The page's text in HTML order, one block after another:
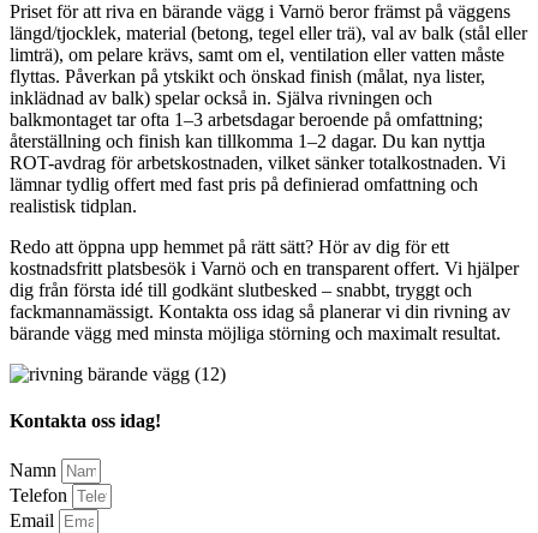
Priset för att riva en bärande vägg i Varnö beror främst på väggens
längd/tjocklek, material (betong, tegel eller trä), val av balk (stål eller
limträ), om pelare krävs, samt om el, ventilation eller vatten måste
flyttas. Påverkan på ytskikt och önskad finish (målat, nya lister,
inklädnad av balk) spelar också in. Själva rivningen och
balkmontaget tar ofta 1–3 arbetsdagar beroende på omfattning;
återställning och finish kan tillkomma 1–2 dagar. Du kan nyttja
ROT-avdrag för arbetskostnaden, vilket sänker totalkostnaden. Vi
lämnar tydlig offert med fast pris på definierad omfattning och
realistisk tidplan.
Redo att öppna upp hemmet på rätt sätt? Hör av dig för ett
kostnadsfritt platsbesök i Varnö och en transparent offert. Vi hjälper
dig från första idé till godkänt slutbesked – snabbt, tryggt och
fackmannamässigt. Kontakta oss idag så planerar vi din rivning av
bärande vägg med minsta möjliga störning och maximalt resultat.
Kontakta oss idag!
Namn
Telefon
Email